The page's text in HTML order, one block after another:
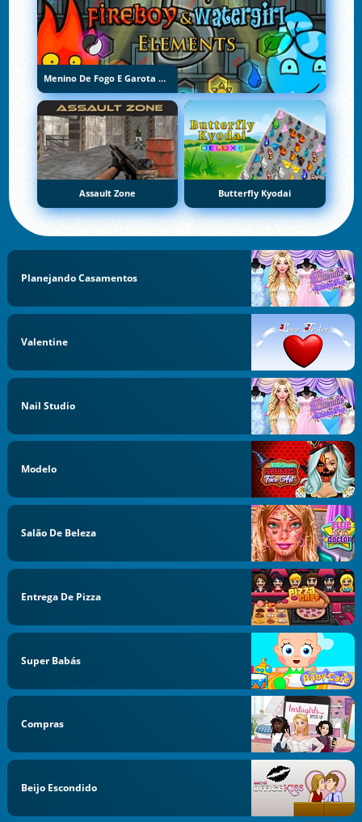
Menino De Fogo E Garota De Água 5: Elementos
Assault Zone Butterfly Kyodai
Planejando Casamentos
Valentine
Nail Studio
Modelo
Salão De Beleza
Entrega De Pizza
Super Babás
Compras
Beijo Escondido